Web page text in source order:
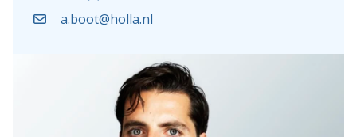
a.boot@holla.nl